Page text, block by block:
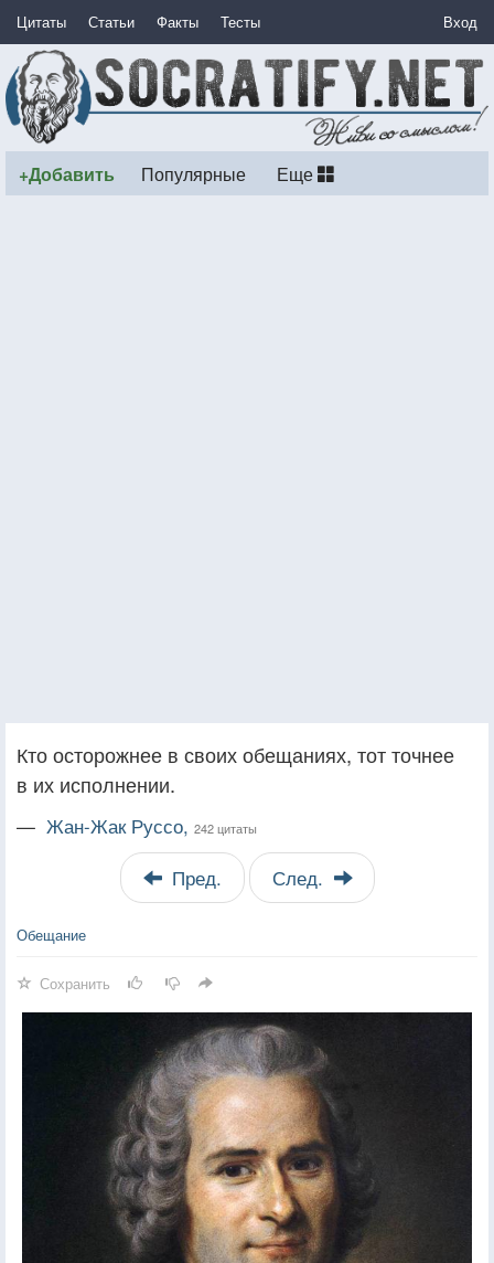
Цитаты Статьи Факты Тесты Вход
+Добавить Популярные Еще
Кто осторожнее в своих обещаниях, тот точнее
в их исполнении.
— Жан-Жак Руссо, 242 цитаты
Пред. След.
Обещание
Сохранить